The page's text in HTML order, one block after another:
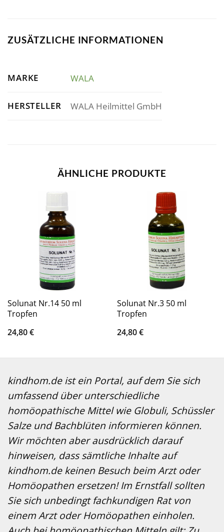
ZUSÄTZLICHE INFORMATIONEN
MARKE WALA
HERSTELLER WALA Heilmittel GmbH
ÄHNLICHE PRODUKTE
Solunat Nr.14 50 ml
Tropfen
24,80€
Solunat Nr.3 50 ml
Tropfen
24,80€
kindhom.de ist ein Portal, auf dem Sie sich
umfassend über unterschiedliche
homöopathische Mittel wie Globuli, Schüssler
Salze und Bachblüten informieren können.
Wir möchten aber ausdrücklich darauf
hinweisen, dass sämtliche Inhalte auf
kindhom.de keinen Besuch beim Arzt oder
Homöopathen ersetzen! Im Ernstfall sollten
Sie sich unbedingt fachkundigen Rat von
einem Arzt oder Homöopathen einholen.